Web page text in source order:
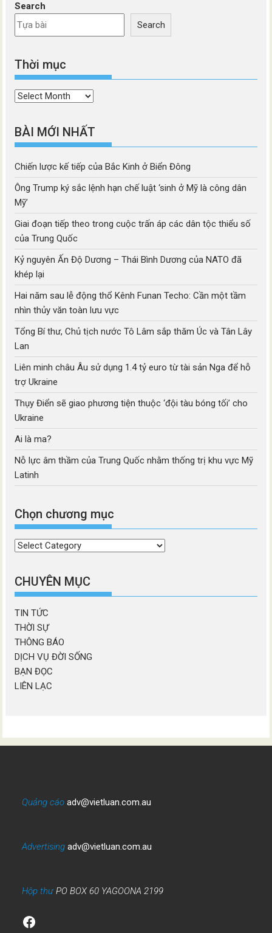
Search
Search
Thời mục
Thời
BÀI MỚI NHẤT
Chiến lược kế tiếp của Bắc Kinh ở Biển Đông
Ông Trump ký sắc lệnh hạn chế luật ‘sinh ở Mỹ là công dân
Mỹ’
Giai đoạn tiếp theo trong cuộc trấn áp các dân tộc thiểu số
của Trung Quốc
Kỷ nguyên Ấn Độ Dương – Thái Bình Dương của NATO đã
khép lại
Hai năm sau lễ động thổ Kênh Funan Techo: Cần một tầm
nhìn thủy văn toàn lưu vực
Tổng Bí thư, Chủ tịch nước Tô Lâm sắp thăm Úc và Tân Lây
Lan
Liên minh châu Âu sử dụng 1.4 tỷ euro từ tài sản Nga để hỗ
trợ Ukraine
Thụy Điển sẽ giao phương tiện thuộc ‘đội tàu bóng tối’ cho
Ukraine
Ai là ma?
Nỗ lực âm thầm của Trung Quốc nhằm thống trị khu vực Mỹ
Latinh
Chọn chương mục
Chọn
mục
CHUYÊN MỤC
TIN TỨC
THỜI SỰ
THÔNG BÁO
DỊCH VỤ ĐỜI SỐNG
BẠN ĐỌC
LIÊN LẠC
Quảng cáo adv@vietluan.com.au
Advertising adv@vietluan.com.au
Hộp thưPO BOX 60 YAGOONA 2199
Facebook